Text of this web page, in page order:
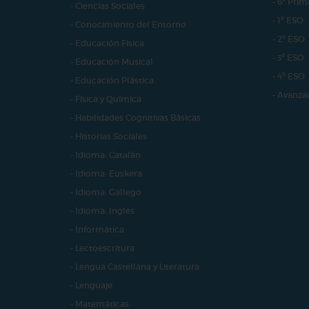
- Ciencias Sociales
- Conocimiento del Entorno
- Educación Física
- Educación Musical
- Educación Plástica
- Física y Química
- Habilidades Cognitivas Básicas
- Historias Sociales
- Idioma: Catalán
- Idioma: Euskera
- Idioma: Gallego
- Idioma: Inglés
- Informática
- Lectoescritura
- Lengua Castellana y Literatura
- Lenguaje
- Matemáticas
- 1º ESO
- 2º ESO
- 3º ESO
- 4º ESO
-